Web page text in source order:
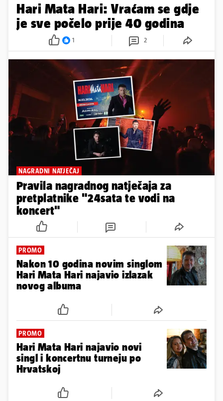
Hari Mata Hari: Vraćam se gdje
je sve počelo prije 40 godina
1 2
NAGRADNI NATJEČAJ
Pravila nagradnog natječaja za
pretplatnike "24sata te vodi na
koncert"
PROMO
Nakon 10 godina novim singlom
Hari Mata Hari najavio izlazak
novog albuma
PROMO
Hari Mata Hari najavio novi
singl i koncertnu turneju po
Hrvatskoj